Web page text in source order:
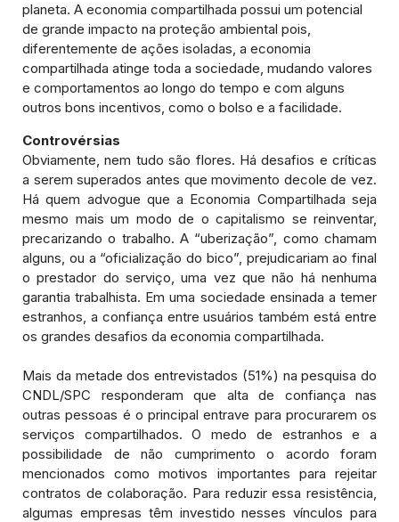
planeta. A economia compartilhada possui um potencial
de grande impacto na proteção ambiental pois,
diferentemente de ações isoladas, a economia
compartilhada atinge toda a sociedade, mudando valores
e comportamentos ao longo do tempo e com alguns
outros bons incentivos, como o bolso e a facilidade.
Controvérsias
Obviamente, nem tudo são flores. Há desafios e críticas
a serem superados antes que movimento decole de vez.
Há quem advogue que a Economia Compartilhada seja
mesmo mais um modo de o capitalismo se reinventar,
precarizando o trabalho. A “uberização”, como chamam
alguns, ou a “oficialização do bico”, prejudicariam ao final
o prestador do serviço, uma vez que não há nenhuma
garantia trabalhista. Em uma sociedade ensinada a temer
estranhos, a confiança entre usuários também está entre
os grandes desafios da economia compartilhada.
Mais da metade dos entrevistados (51%) na pesquisa do
CNDL/SPC responderam que alta de confiança nas
outras pessoas é o principal entrave para procurarem os
serviços compartilhados. O medo de estranhos e a
possibilidade de não cumprimento o acordo foram
mencionados como motivos importantes para rejeitar
contratos de colaboração. Para reduzir essa resistência,
algumas empresas têm investido nesses vínculos para